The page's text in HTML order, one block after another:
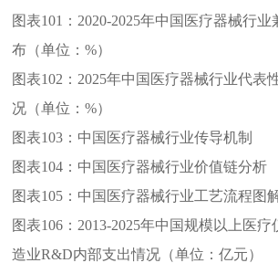
图表101： 2020-2025年中国医疗器械行
布（单位：%）
图表102： 2025年中国医疗器械行业代表
况（单位：%）
图表103： 中国医疗器械行业传导机制
图表104： 中国医疗器械行业价值链分析
图表105： 中国医疗器械行业工艺流程图
图表106： 2013-2025年中国规模以上医疗
造业R&D内部支出情况（单位：亿元）